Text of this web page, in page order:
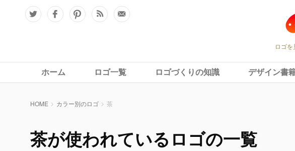
ロゴ
ホーム ロゴ一覧 ロゴづくりの知識 デザイン書
HOME カラー別のロゴ 茶
茶が使われているロゴの一覧